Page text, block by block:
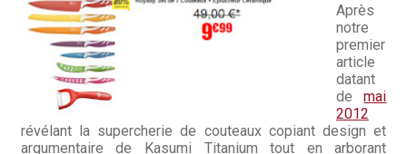
Hall of Fame
Bocuse d’Or
Ma sélection
Après
notre
premier
article
datant
demai
2012
révélant la supercherie de couteaux copiant design et
argumentaire de Kasumi Titanium tout en arborant